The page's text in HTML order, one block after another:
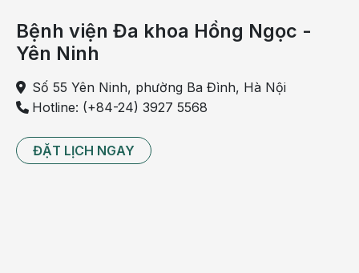
5 loại đồ ăn khiến bà bầu tăng cân vù vù
Buồn nôn khi mang thai: Cách khắc phục
hiệu quả nhất
13 lời khuyên giúp bà bầu kiểm soát cân
nặng khi mang thai
Xây dựng nhật ký ăn uống
Bệnh viện Đa khoa Hồng Ngọc -
Yên Ninh
Số 55 Yên Ninh, phường Ba Đình, Hà Nội
Hotline: (+84-24) 3927 5568
ĐẶT LỊCH NGAY